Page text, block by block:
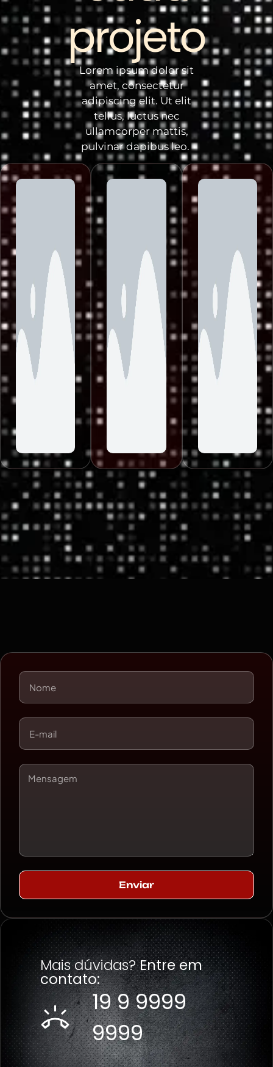
projeto
Lorem ipsum dolor sit
amet, consectetur
adipiscing elit. Ut elit
tellus, luctus nec
ullamcorper mattis,
pulvinar dapibus leo.
Enviar
Mais dúvidas?Entre em
contato:
19 9 9999
9999